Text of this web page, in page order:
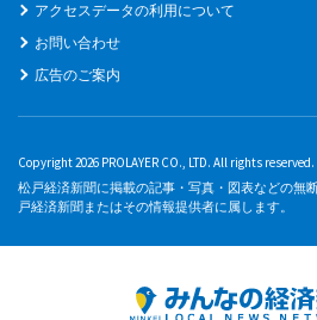
アクセスデータの利用について
お問い合わせ
広告のご案内
Copyright 2026 PROLAYER CO., LTD. All rights reserved.
松戸経済新聞に掲載の記事・写真・図表などの無
戸経済新聞またはその情報提供者に属します。